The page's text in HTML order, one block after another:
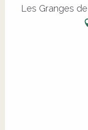
Les Granges